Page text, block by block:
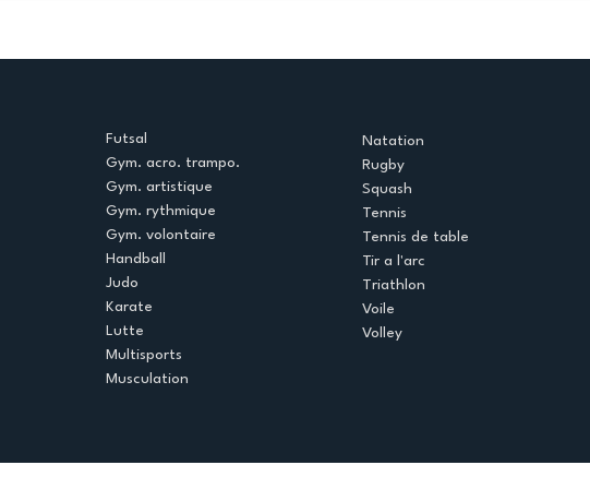
termine la saison en
Futsal
Gym. acro. trampo.
Gym. artistique
Gym. rythmique
Gym. volontaire
Handball
Judo
Karate
Lutte
Multisports
Musculation
Natation
Rugby
Squash
Tennis
Tennis de table
Tir a l'arc
Triathlon
Voile
Volley